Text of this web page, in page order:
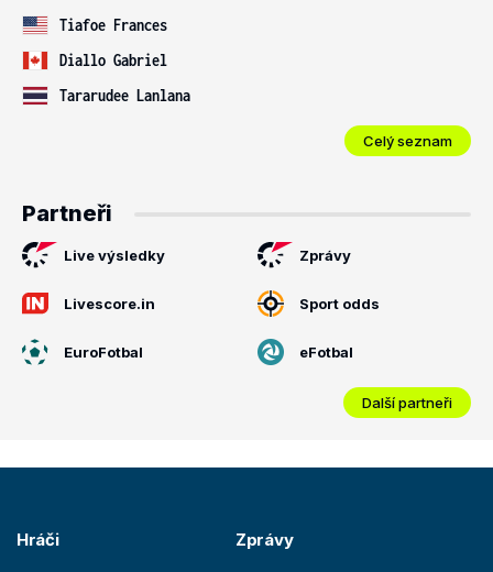
Tiafoe Frances
Diallo Gabriel
Tararudee Lanlana
Celý seznam
Partneři
Live výsledky Zprávy
Livescore.in Sport odds
EuroFotbal eFotbal
Další partneři
Hráči Zprávy